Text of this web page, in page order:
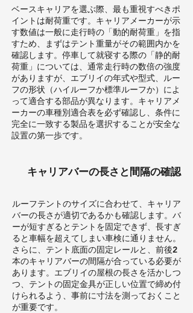
ベースキャリアを選ぶ際、最も重視すべきポ
イントは耐荷重です。キャリアメーカーが示
す数値は一般に走行時の「動的耐荷重」を指
すため、まずはテント重量がその範囲内かを
確認します。停車して就寝する際の「静的耐
荷重」については、通常走行時の数倍の強度
がありますが、エブリイの年式や型式、ルー
フの形状（ハイルーフか標準ルーフか）によ
って適合する部品が異なります。キャリアメ
ーカーの車種別適合表を必ず確認し、条件に
完全に一致する製品を選択することが安全な
設置の第一歩です。
キャリアバーの長さと間隔の確認
ルーフテントのサイズに合わせて、キャリア
バーの長さが適切であるかも確認します。バ
ーが短すぎるとテントを固定できず、長すぎ
ると車幅を超えてしまい車検に通りません。
さらに、テント底面の固定レールと、前後2
本のキャリアバーの間隔が合っている必要が
あります。エブリイの屋根の長さを活かしつ
つ、テントの固定金具が正しい位置で締め付
けられるよう、事前に寸法を測っておくこと
が重要です。